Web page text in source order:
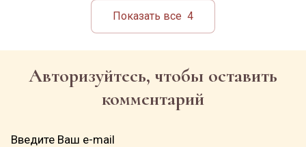
Показать все 4
Авторизуйтесь, чтобы оставить
комментарий